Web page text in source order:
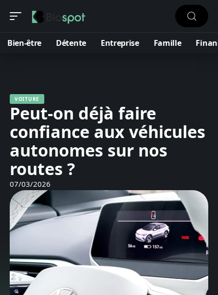
Bien-être Détente Entreprise Famille
VOITURE
Peut-on déjà faire
confiance aux véhicules
autonomes sur nos
routes ?
07/03/2026